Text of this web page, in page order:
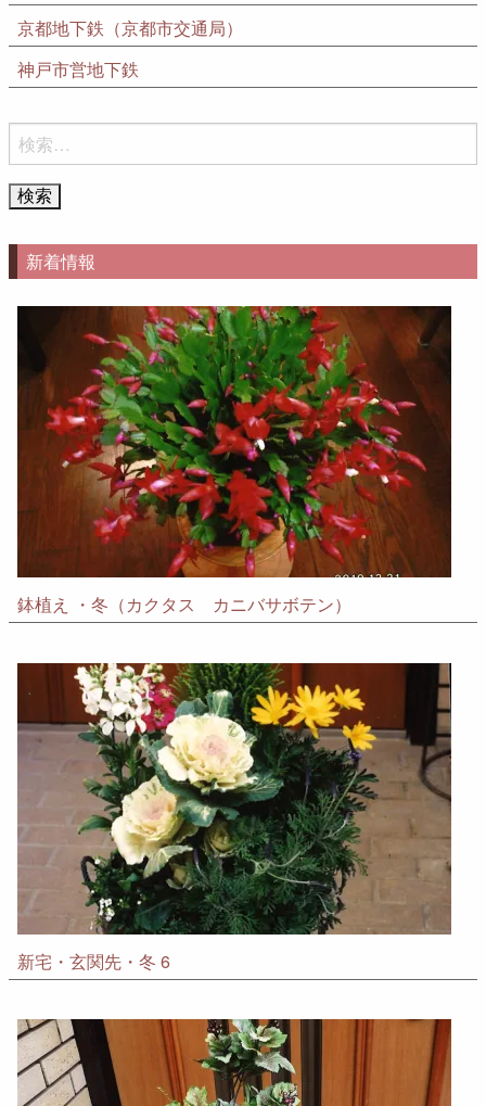
京都地下鉄（京都市交通局）
神戸市営地下鉄
検
索:
新着情報
鉢植え ・冬（カクタス カニバサボテン）
新宅・玄関先・冬 6